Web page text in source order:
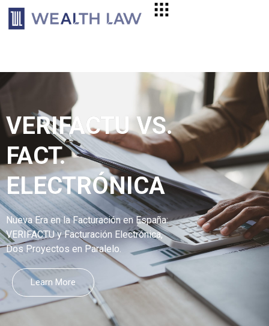
VERIFACTU VS.
FACT.
ELECTRÓNICA
Nueva Era en la Facturación en España:
VERIFACTU y Facturación Electrónica,
Dos Proyectos en Paralelo.
Learn More